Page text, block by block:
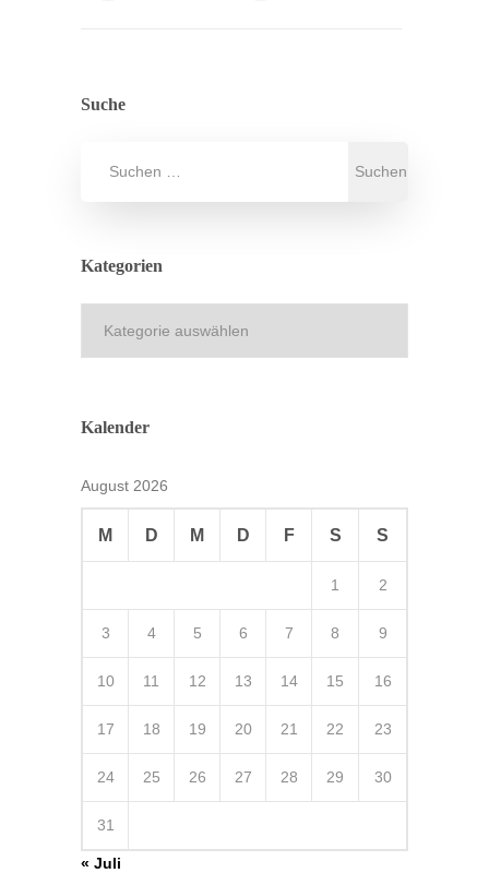
Suche
Kategorien
Kalender
August 2026
M D M D F S S
1 2
3 4 5 6 7 8 9
10 11 12 13 14 15 16
17 18 19 20 21 22 23
24 25 26 27 28 29 30
31
« Juli